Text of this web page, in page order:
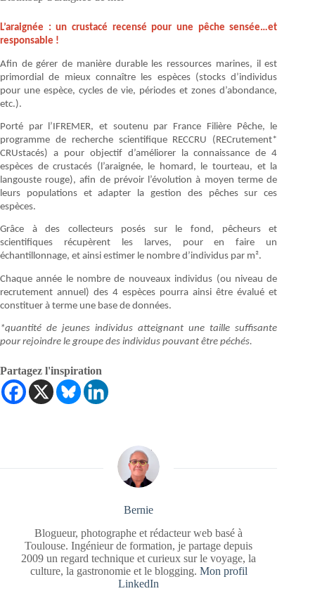
L’araignée : un crustacé recensé pour une pêche sensée…et
responsable !
Afin de gérer de manière durable les ressources marines, il est
primordial de mieux connaître les espèces (stocks d’individus
pour une espèce, cycles de vie, périodes et zones d’abondance,
etc.).
Porté par l’IFREMER, et soutenu par France Filière Pêche, le
programme de recherche scientifique RECCRU (RECrutement*
CRUstacés) a pour objectif d’améliorer la connaissance de 4
espèces de crustacés (l’araignée, le homard, le tourteau, et la
langouste rouge), afin de prévoir l’évolution à moyen terme de
leurs populations et adapter la gestion des pêches sur ces
espèces.
Grâce à des collecteurs posés sur le fond, pêcheurs et
scientifiques récupèrent les larves, pour en faire un
échantillonnage, et ainsi estimer le nombre d’individus par m².
Chaque année le nombre de nouveaux individus (ou niveau de
recrutement annuel) des 4 espèces pourra ainsi être évalué et
constituer à terme une base de données.
*quantité de jeunes individus atteignant une taille suffisante
pour rejoindre le groupe des individus pouvant être péchés.
Partagez l'inspiration
Bernie
Blogueur, photographe et rédacteur web basé à
Toulouse. Ingénieur de formation, je partage depuis
2009 un regard technique et curieux sur le voyage, la
culture, la gastronomie et le blogging. Mon profil
LinkedIn